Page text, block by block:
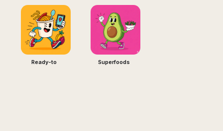
Ready-to Superfoods